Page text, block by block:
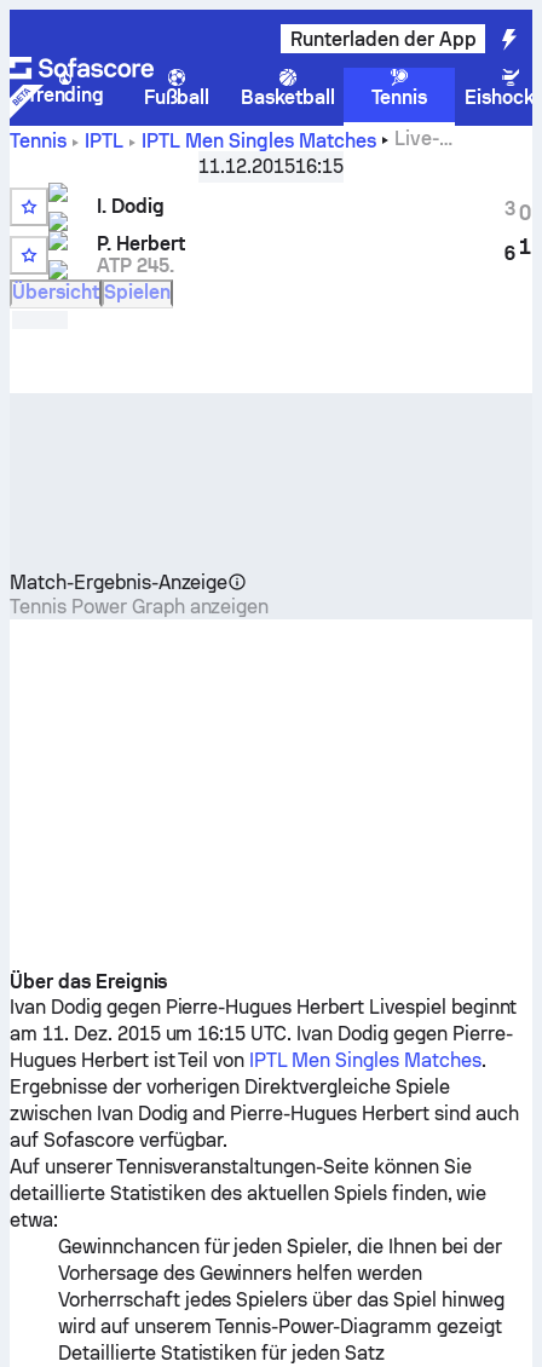
Runterladen der App
Trending Fußball Basketball Tennis
Tennis
IPTL IPTL Men Singles Matches
Live-
Punktestand und H2H-Ergebnisse für
Pierre-Hugues Herbert
11.12.201516:15
I. Dodig
P. Herbert
ATP 245.
3
6
0
1
Übersicht Spielen
Match-Ergebnis-Anzeige
Tennis Power Graph anzeigen
Über das Ereignis
Ivan Dodiggegen Pierre-Hugues HerbertLivespiel beginnt
am 11. Dez. 2015 um 16:15 UTC. Ivan Dodiggegen Pierre-
Hugues Herbertist Teil von IPTL Men Singles Matches.
Ergebnisse der vorherigen Direktvergleiche Spiele
zwischen Ivan Dodig and Pierre-Hugues Herbertsind auch
auf Sofascore verfügbar.
Auf unserer Tennisveranstaltungen-Seite können Sie
detaillierte Statistiken des aktuellen Spiels finden, wie
etwa:
Gewinnchancen für jeden Spieler, die Ihnen bei der
Vorhersage des Gewinners helfen werden
Vorherrschaft jedes Spielers über das Spiel hinweg
wird auf unserem Tennis-Power-Diagramm gezeigt
Detaillierte Statistiken für jeden Satz